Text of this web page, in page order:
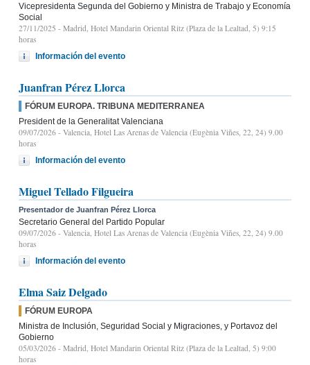
Vicepresidenta Segunda del Gobierno y Ministra de Trabajo y Economía
Social
27/11/2025 - Madrid, Hotel Mandarin Oriental Ritz (Plaza de la Lealtad, 5) 9:15
horas
Información del evento
Juanfran Pérez Llorca
FÓRUM EUROPA. TRIBUNA MEDITERRANEA
President de la Generalitat Valenciana
09/07/2026 - Valencia, Hotel Las Arenas de Valencia (Eugènia Viñes, 22, 24) 9.00
horas
Información del evento
Miguel Tellado Filgueira
Presentador de Juanfran Pérez Llorca
Secretario General del Partido Popular
09/07/2026 - Valencia, Hotel Las Arenas de Valencia (Eugènia Viñes, 22, 24) 9.00
horas
Información del evento
Elma Saiz Delgado
FÓRUM EUROPA
Ministra de Inclusión, Seguridad Social y Migraciones, y Portavoz del
Gobierno
05/03/2026 - Madrid, Hotel Mandarin Oriental Ritz (Plaza de la Lealtad, 5) 9:00
horas